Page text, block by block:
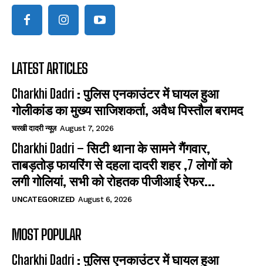
LATEST ARTICLES
Charkhi Dadri : पुलिस एनकाउंटर में घायल हुआ
गोलीकांड का मुख्य साजिशकर्ता, अवैध पिस्तौल बरामद
चरखी दादरी न्यूज़ August 7, 2026
Charkhi Dadri – सिटी थाना के सामने गैंगवार,
ताबड़तोड़ फायरिंग से दहला दादरी शहर ,7 लोगों को
लगी गोलियां, सभी को रोहतक पीजीआई रेफर...
UNCATEGORIZED August 6, 2026
MOST POPULAR
Charkhi Dadri : पुलिस एनकाउंटर में घायल हुआ